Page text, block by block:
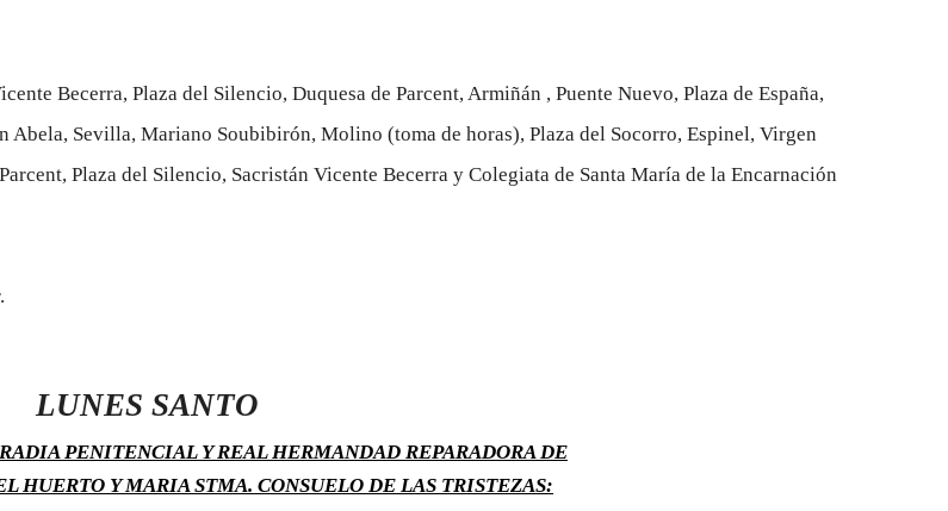
Becerra, Plaza del Silencio, Duquesa de Parcent, Armiñán , Puente Nuevo, Plaza de España,
Abela, Sevilla, Mariano Soubibirón, Molino (toma de horas), Plaza del Socorro, Espinel, Virgen
Plaza del Silencio, Sacristán Vicente Becerra y Colegiata de Santa María de la Encarnación
LUNES SANTO
PENITENCIAL Y REAL HERMANDAD REPARADORA DE
HUERTO Y MARIA STMA. CONSUELO DE LAS TRISTEZAS: